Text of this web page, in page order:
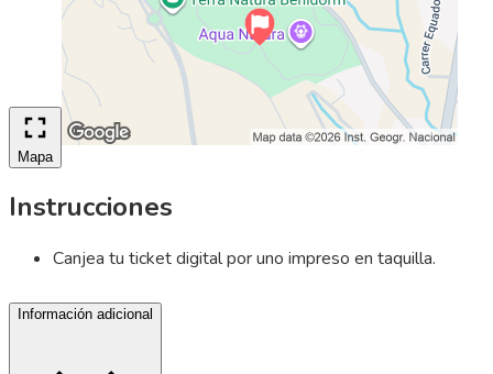
Mapa
Instrucciones
Canjea tu ticket digital por uno impreso en taquilla.
Información adicional